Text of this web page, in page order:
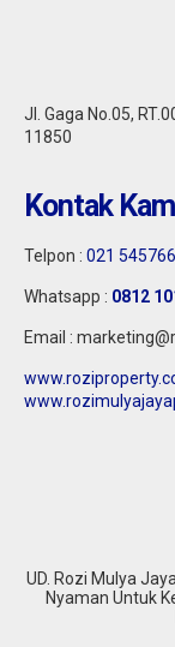
Jl. Gaga No.05,
11850
Kontak
Telpon : 021
Whatsapp : 0812
Email :
UD. Rozi Mulya
Nyaman Untuk